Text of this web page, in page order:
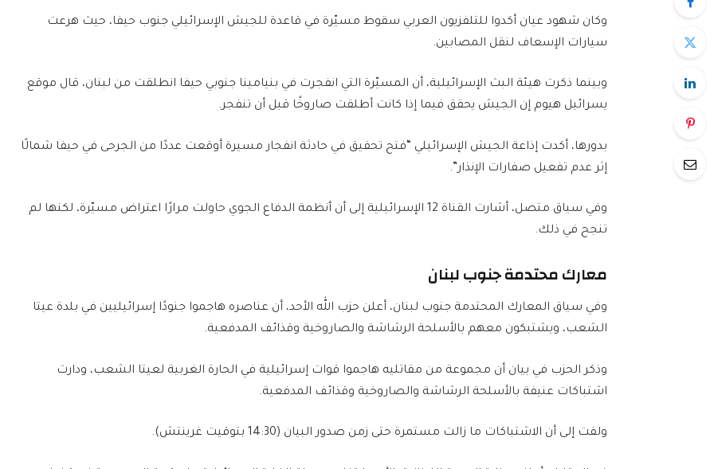
وكان شهود عيان أكدوا للتلفزيون العربي سقوط مسيّرة في قاعدة للجيش الإسرائيلي جنوب حيفا، حيث هرعت
سيارات الإسعاف لنقل المصابين.
وبينما ذكرت هيئة البث الإسرائيلية، أن المسيّرة التي انفجرت في بنيامينا جنوبي حيفا انطلقت من لبنان، قال موقع
يسرائيل هيوم إن الجيش يحقق فيما إذا كانت أطلقت صاروخًا قبل أن تنفجر.
بدورها، أكدت إذاعة الجيش الإسرائيلي “فتح تحقيق في حادثة انفجار مسيرة أوقعت عددًا من الجرحى في حيفا شمالًا
إثر عدم تفعيل صفارات الإنذار”.
وفي سياق متصل، أشارت القناة 12 الإسرائيلية إلى أن أنظمة الدفاع الجوي حاولت مرارًا اعتراض مسيّرة، لكنها لم
تنجح في ذلك.
معارك محتدمة جنوب لبنان
وفي سياق المعارك المحتدمة جنوب لبنان، أعلن حزب الله الأحد، أن عناصره هاجموا جنودًا إسرائيليين في بلدة عيتا
الشعب، ويشتبكون معهم بالأسلحة الرشاشة والصاروخية وقذائف المدفعية.
وذكر الحزب في بيان أن مجموعة من مقاتليه هاجموا قوات إسرائيلية في الحارة الغربية لعيتا الشعب، ودارت
اشتباكات عنيفة بالأسلحة الرشاشة والصاروخية وقذائف المدفعية.
ولفت إلى أن الاشتباكات ما زالت مستمرة حتى زمن صدور البيان (14:30 بتوقيت غرينتش).